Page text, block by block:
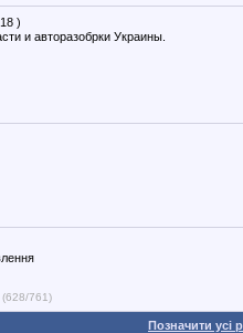
)
и авторазобрки Украины.
(628/761)
Позначити усі